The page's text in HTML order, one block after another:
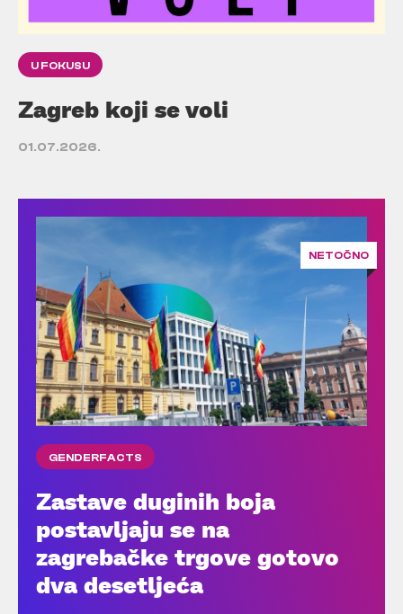
U FOKUSU
Zagreb koji se voli
01.07.2026.
NETOČNO
GENDERFACTS
Zastave duginih boja
postavljaju se na
zagrebačke trgove gotovo
dva desetljeća